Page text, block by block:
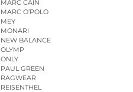
MARC CAIN
MARC O’POLO
MEY
MONARI
NEW BALANCE
OLYMP
ONLY
PAUL GREEN
RAGWEAR
REISENTHEL